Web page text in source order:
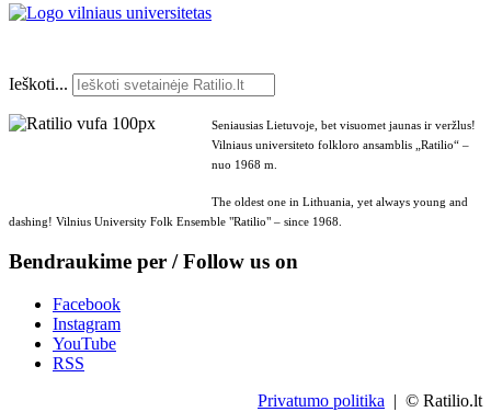
Ieškoti...
Seniausias Lietuvoje, bet visuomet jaunas ir veržlus!
Vilniaus universiteto folkloro ansamblis „Ratilio“ –
nuo 1968 m.
The oldest one in Lithuania, yet always young and
dashing! Vilnius University Folk Ensemble "Ratilio" – since 1968.
Bendraukime per / Follow us on
Facebook
Instagram
YouTube
RSS
Privatumo politika | © Ratilio.lt